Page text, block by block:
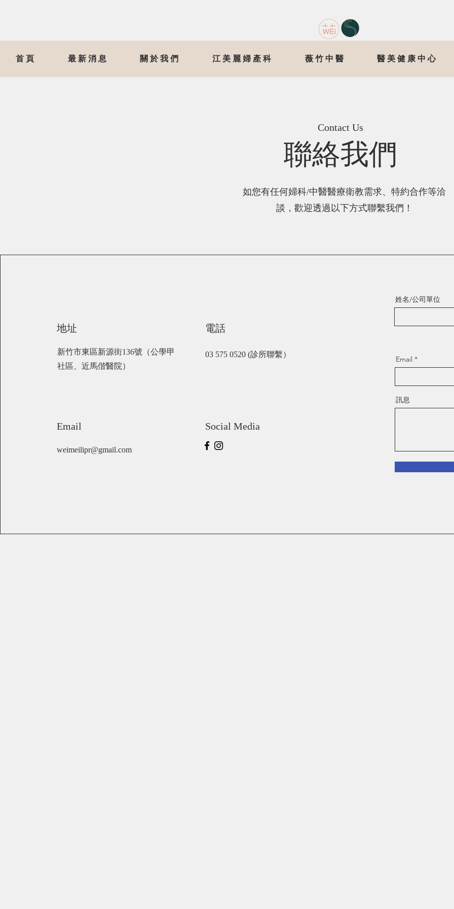
首頁 最新消息 關於我們 江美麗婦產科 薇竹中醫 醫美健康中心
Contact Us
聯絡我們
如您有任何婦科/中醫醫療衛教需求、特約合作等洽
談，歡迎透過以下方式聯繫我們！
地址
新竹市東區新源街136號（公學甲
社區、近馬偕醫院）
Email
weimeilipr@gmail.com
電話
03 575 0520 (診所聯繫）
Social Media
姓名/公司單位
Email
訊息